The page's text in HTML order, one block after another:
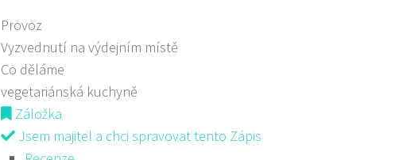
Provoz
Vyzvednutí na výdejním místě
Co děláme
vegetariánská kuchyně
Záložka
Jsem majitel a chci spravovat tento Zápis